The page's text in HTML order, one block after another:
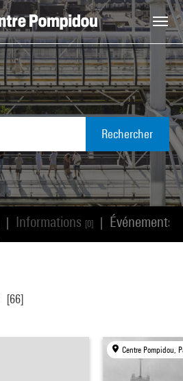
Rechercher
Informations [0] Événements
[66]
Centre Pompidou,